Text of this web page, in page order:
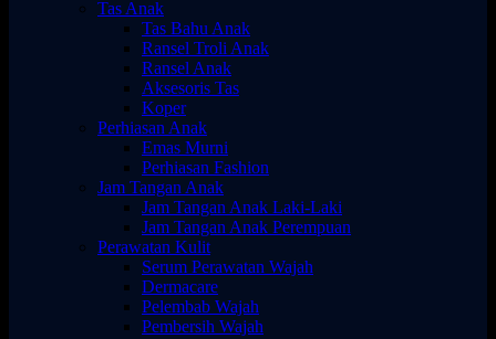
Tas Anak
Tas Bahu Anak
Ransel Troli Anak
Ransel Anak
Aksesoris Tas
Koper
Perhiasan Anak
Emas Murni
Perhiasan Fashion
Jam Tangan Anak
Jam Tangan Anak Laki-Laki
Jam Tangan Anak Perempuan
Perawatan Kulit
Serum Perawatan Wajah
Dermacare
Pelembab Wajah
Pembersih Wajah